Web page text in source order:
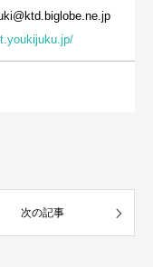
次の記事